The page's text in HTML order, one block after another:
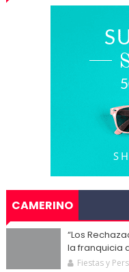
CAMERINO
“Los
la franquicia
Fiestas y